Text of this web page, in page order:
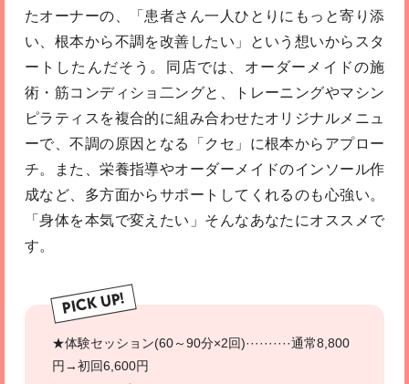
たオーナーの、「患者さん一人ひとりにもっと寄り添
い、根本から不調を改善したい」という想いからスタ
ートしたんだそう。同店では、オーダーメイドの施
術・筋コンディショ二ングと、トレーニングやマシン
ピラティスを複合的に組み合わせたオリジナルメニュ
ーで、不調の原因となる「クセ」に根本からアプロー
チ。また、栄養指導やオーダーメイドのインソール作
成など、多方面からサポートしてくれるのも心強い。
「身体を本気で変えたい」そんなあなたにオススメで
す。
PICK UP!
★体験セッション(60～90分×2回)··········通常8,800
円→初回6,600円